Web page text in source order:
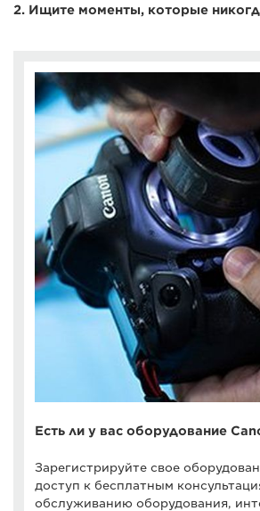
2. Ищите моменты, которые
Есть ли у вас оборудование
Зарегистрируйте свое
доступ к бесплатным
обслуживанию оборудования,